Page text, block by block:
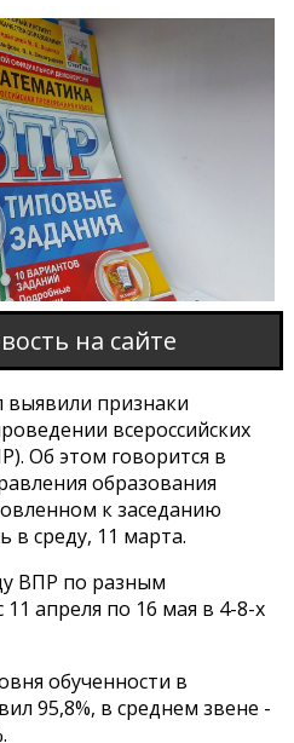
на сайте
выявили признаки
всероссийских
Об этом говорится в
образования
к заседанию
в среду, 11 марта.
ВПР по разным
апреля по 16 мая в 4-8-х
обученности в
95,8%, в среднем звене -